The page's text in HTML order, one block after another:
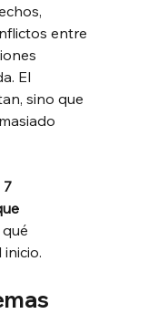
entre
El
sino que
7